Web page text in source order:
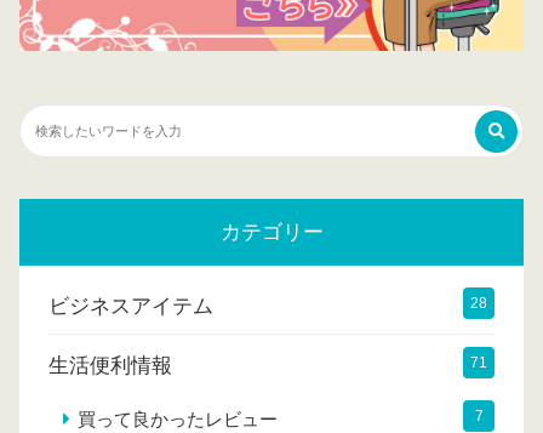
カテゴリー
ビジネスアイテム 28
生活便利情報 71
買って良かったレビュー 7